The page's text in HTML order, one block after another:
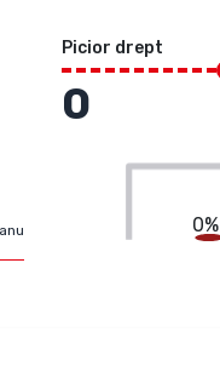
Picior drept
0
0%